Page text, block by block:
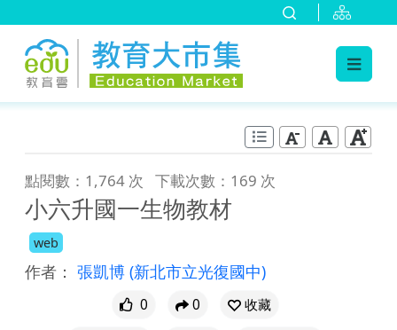
點閱數：1,764 次 下載次數：169 次
小六升國一生物教材
web
作者： 張凱博 (新北市立光復國中)
0 0
收藏